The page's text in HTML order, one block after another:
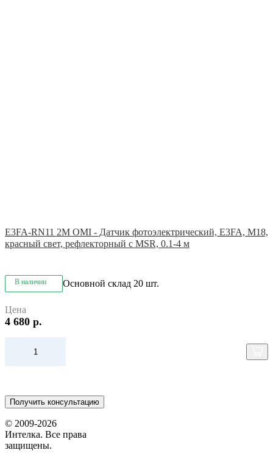
E3FA-RN11 2M OMI - Датчик фотоэлектрический, E3FA, M18,
красный свет, рефлекторный с MSR, 0.1-4 м
В наличии Основной склад 20 шт.
Цена
4 680 р.
Получить консультацию
© 2009-2026
Интелка. Все права
защищены.